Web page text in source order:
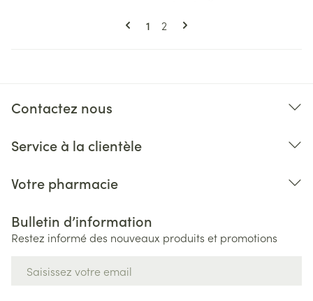
Pages
Vous lisez actuellement la page
1 Page
2
Contactez nous
Service à la clientèle
Votre pharmacie
Bulletin d’information
Restez informé des nouveaux produits et promotions